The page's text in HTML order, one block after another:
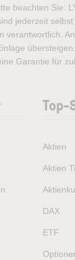
beachten Sie:
jederzeit
verantwortlich.
Garantie für
Top-
Aktien
Aktien
DAX
ETF